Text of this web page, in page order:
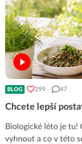
BLOG 299 47
Chcete lepší
Biologické léto je tu!
vyhnout a co v této